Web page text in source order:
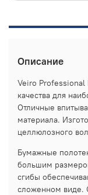
Описание
Veiro Professional
качества для
Отличные
материала.
целлюлозного
Бумажные
большим
сгибы
сложенном виде.